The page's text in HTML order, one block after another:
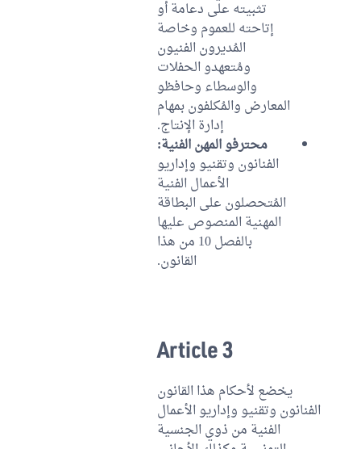
تثبيته على دعامة أو
إتاحته للعموم وخاصة
المُديرون الفنيون
ومُتعهدو الحفلات
والوسطاء وحافظو
المعارض والمُكلفون بمهام
إدارة الإنتاج.
محترفو المهن الفنية:
الفنانون وتقنيو وإداريو
الأعمال الفنية
المُتحصلون على البطاقة
المهنية المنصوص عليها
بالفصل 10 من هذا
القانون.
Article 3
يخضع لأحكام هذا القانون
الفنانون وتقنيو وإداريو الأعمال
الفنية من ذوي الجنسية